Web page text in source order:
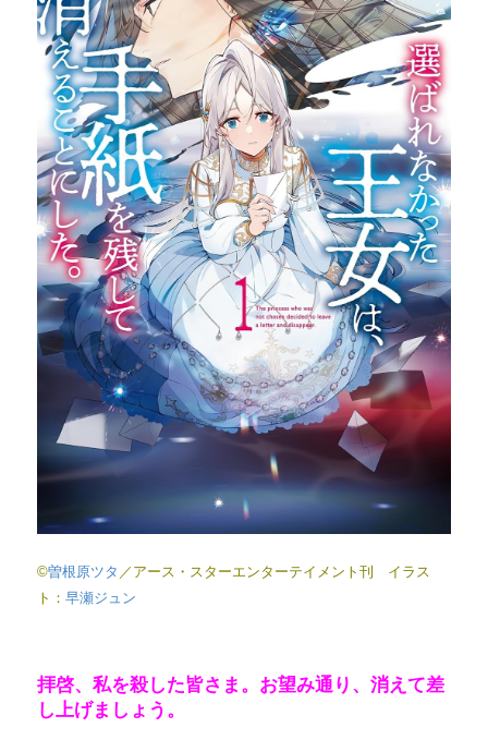
©曽根原ツタ ／アース・スターエンターテイメント刊 イラス
ト： 早瀬ジュン
拝啓、私を殺した皆さま。 お望み通り、消えて差
し上げましょう。